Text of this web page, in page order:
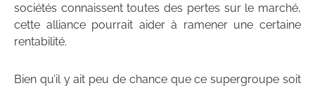
sociétés connaissent toutes des pertes sur le marché,
cette alliance pourrait aider à ramener une certaine
rentabilité.
Bien qu’il y ait peu de chance que ce supergroupe soit